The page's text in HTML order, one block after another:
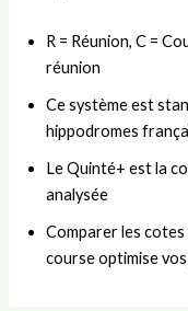
R = Réunion, C =
réunion
Ce système est
hippodromes
Le Quinté+ est la
analysée
Comparer les
course optimise